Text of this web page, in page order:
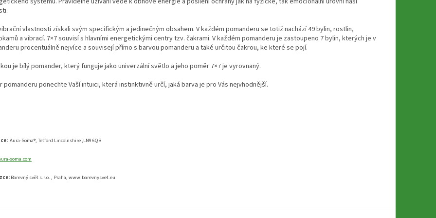
vlastnosti získali svým specifickým a jedinečným obsahem. V každém pomanderu se totiž nachází 49 bylin, rostlin,
a vibrací. 7×7 souvisí s hlavními energetickými centry tzv. čakrami. V každém pomanderu je zastoupeno 7 bylin, kterých je v
procentuálně nejvíce a souvisejí přímo s barvou pomanderu a také určitou čakrou, ke které se pojí.
je bílý pomander, který funguje jako univerzální světlo a jeho poměr 7×7 je vyrovnaný.
pomanderu ponechte Vaší intuici, která instinktivně určí, jaká barva je pro Vás nejvhodnější.
Aura-Soma®, Tetford Lincolnshire ,LN9 6QB
soma.com
Barevný svět s.r.o. , Praha, www.barevnysvet.eu